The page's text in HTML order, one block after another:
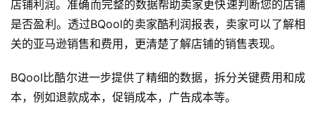
店铺利润。准确而完整的数据帮助卖家更快速判断您的店铺
是否盈利。透过BQool的卖家酷利润报表，卖家可以了解相
关的亚马逊销售和费用，更清楚了解店铺的销售表现。
BQool比酷尔进一步提供了精细的数据，拆分关键费用和成
本，例如退款成本，促销成本，广告成本等。